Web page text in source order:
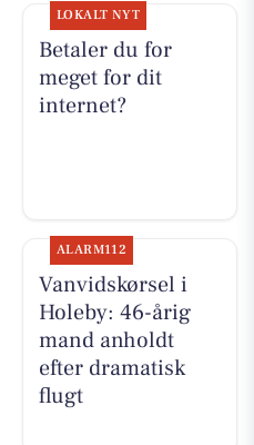
LOKALT NYT
Betaler du for
meget for dit
internet?
ALARM112
Vanvidskørsel i
Holeby: 46-årig
mand anholdt
efter dramatisk
flugt